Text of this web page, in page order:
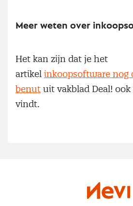
Meer weten over
Het kan zijn dat je het
artikel inkoopsoftware nog
benut uit vakblad Deal!
vindt.